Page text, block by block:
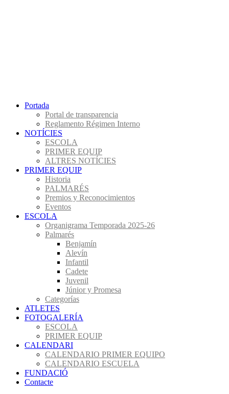
Portada
Portal de transparencia
Reglamento Régimen Interno
NOTÍCIES
ESCOLA
PRIMER EQUIP
ALTRES NOTÍCIES
PRIMER EQUIP
Historia
PALMARÉS
Premios y Reconocimientos
Eventos
ESCOLA
Organigrama Temporada 2025-26
Palmarés
Benjamín
Alevín
Infantil
Cadete
Juvenil
Júnior y Promesa
Categorías
ATLETES
FOTOGALERÍA
ESCOLA
PRIMER EQUIP
CALENDARI
CALENDARIO PRIMER EQUIPO
CALENDARIO ESCUELA
FUNDACIÓ
Contacte